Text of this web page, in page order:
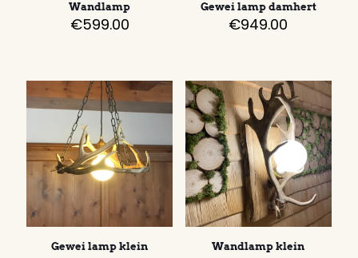
Wandlamp
€599.00
Gewei lamp damhert
€949.00
Gewei lamp klein Wandlamp klein